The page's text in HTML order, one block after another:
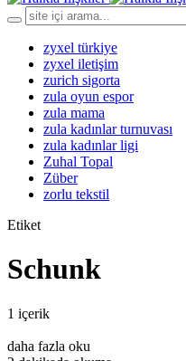
zyxel türkiye
zyxel iletişim
zurich sigorta
zula oyun espor
zula mama
zula kadınlar turnuvası
zula kadınlar ligi
Zuhal Topal
Züber
zorlu tekstil
Etiket
Schunk
1 içerik
daha fazla oku